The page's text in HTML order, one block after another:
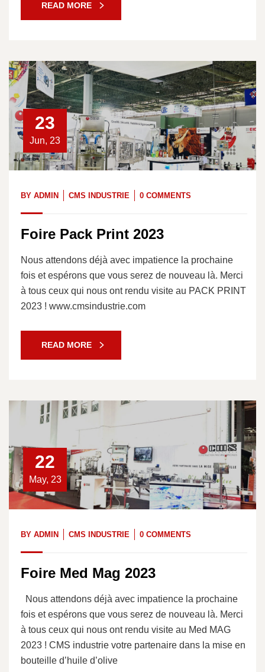
READ MORE
23
Jun, 23
BY ADMIN CMS INDUSTRIE 0 COMMENTS
Foire Pack Print 2023
Nous attendons déjà avec impatience la prochaine
fois et espérons que vous serez de nouveau là. Merci
à tous ceux qui nous ont rendu visite au PACK PRINT
2023 ! www.cmsindustrie.com
READ MORE
22
May, 23
BY ADMIN CMS INDUSTRIE 0 COMMENTS
Foire Med Mag 2023
Nous attendons déjà avec impatience la prochaine
fois et espérons que vous serez de nouveau là. Merci
à tous ceux qui nous ont rendu visite au Med MAG
2023 ! CMS industrie votre partenaire dans la mise en
bouteille d’huile d’olive